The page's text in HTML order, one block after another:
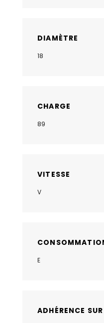
DIAMÈTRE
18
CHARGE
89
VITESSE
V
E
ADHÉRENCE